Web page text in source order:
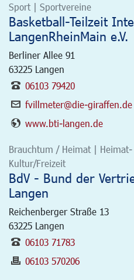
Sport | Sportvereine
Basketball-Teilzeit
LangenRheinMain e.V.
Berliner Allee 91
63225 Langen
06103 79420
fvillmeter@die-giraffen.de
www.bti-langen.de
Brauchtum / Heimat |
Kultur/Freizeit
BdV - Bund der
Langen
Reichenberger Straße 13
63225 Langen
06103 71783
06103 570206